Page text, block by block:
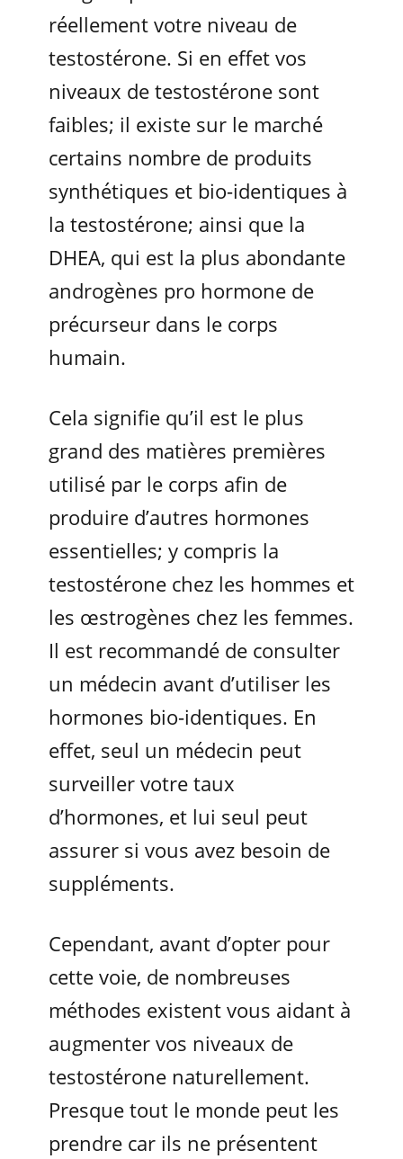
réellement votre niveau de
testostérone. Si en effet vos
niveaux de testostérone sont
faibles; il existe sur le marché
certains nombre de produits
synthétiques et bio-identiques à
la testostérone; ainsi que la
DHEA, qui est la plus abondante
androgènes pro hormone de
précurseur dans le corps
humain.
Cela signifie qu’il est le plus
grand des matières premières
utilisé par le corps afin de
produire d’autres hormones
essentielles; y compris la
testostérone chez les hommes et
les œstrogènes chez les femmes.
Il est recommandé de consulter
un médecin avant d’utiliser les
hormones bio-identiques. En
effet, seul un médecin peut
surveiller votre taux
d’hormones, et lui seul peut
assurer si vous avez besoin de
suppléments.
Cependant, avant d’opter pour
cette voie, de nombreuses
méthodes existent vous aidant à
augmenter vos niveaux de
testostérone naturellement.
Presque tout le monde peut les
prendre car ils ne présentent